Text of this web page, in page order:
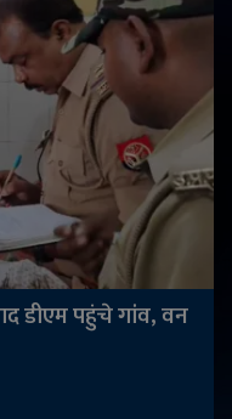
डीएम पहुंचे गांव, वन